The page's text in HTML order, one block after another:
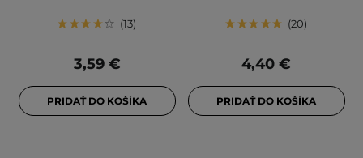
13
3,59 €
PRIDAŤ DO KOŠÍKA
20
4,40 €
PRIDAŤ DO KOŠÍKA